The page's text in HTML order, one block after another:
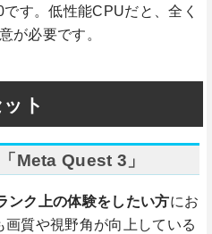
す。低性能CPUだと、全く
が必要です。
ト
Meta Quest 3」
ンク上の体験をしたい方にお
質や視野角が向上している